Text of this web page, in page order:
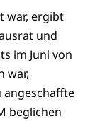
war, ergibt
und
im Juni von
war,
angeschaffte
beglichen